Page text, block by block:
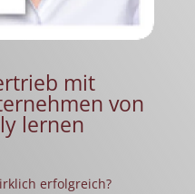
mit
von
lernen
erfolgreich?